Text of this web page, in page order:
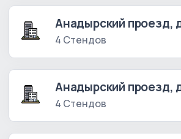
Анадырский проезд,
4 Стендов
Анадырский проезд,
4 Стендов